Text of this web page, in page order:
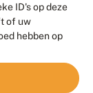
ID's op deze
of uw
hebben op
door